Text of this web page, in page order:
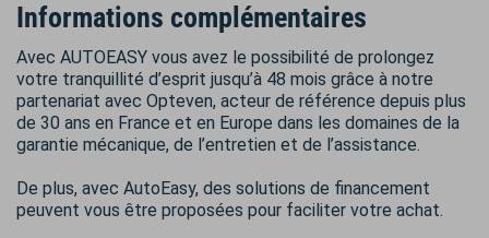
Informations complémentaires
Avec AUTOEASY vous avez le possibilité de prolongez
votre tranquillité d’esprit jusqu’à 48 mois grâce à notre
partenariat avec Opteven, acteur de référence depuis plus
de 30 ans en France et en Europe dans les domaines de la
garantie mécanique, de l’entretien et de l’assistance.
De plus, avec AutoEasy, des solutions de financement
peuvent vous être proposées pour faciliter votre achat.